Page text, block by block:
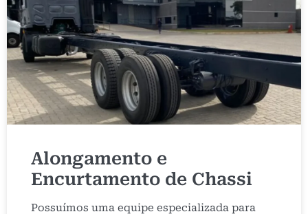
Alongamento e
Encurtamento de Chassi
Possuímos uma equipe especializada para